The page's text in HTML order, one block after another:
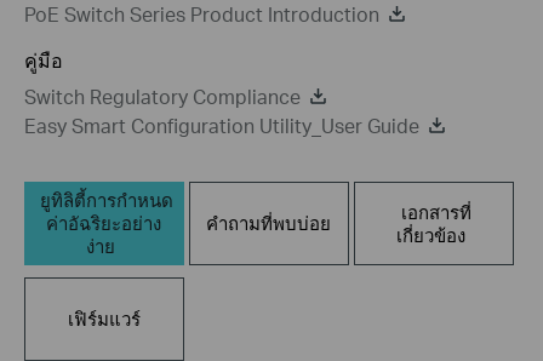
PoE Switch Series Product Introduction
คู่มือ
Switch Regulatory Compliance
Easy Smart Configuration Utility_User Guide
ยูทิลิตี้การกำหนด
ค่าอัฉริยะอย่าง
ง่าย
คำถามที่พบบ่อย
เอกสารที่
เกี่ยวข้อง
เฟิร์มแวร์